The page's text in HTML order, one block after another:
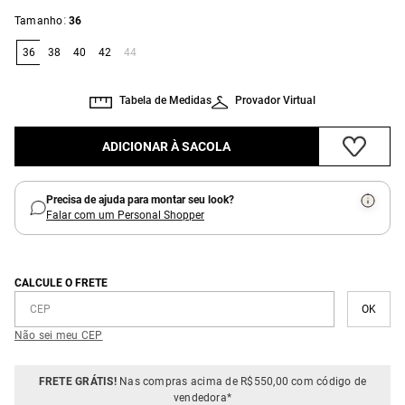
Tamanho: 36
36 38 40 42 44
Provador Virtual
Tabela de Medidas
ADICIONAR À SACOLA
Precisa de ajuda para montar seu look?
Falar com um Personal Shopper
CALCULE O FRETE
Não sei meu CEP
FRETE GRÁTIS!Nas compras acima de R$550,00 com código de
vendedora*